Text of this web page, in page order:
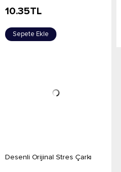
10.35TL
Sepete Ekle
Desenli Orijinal Stres Çarkı